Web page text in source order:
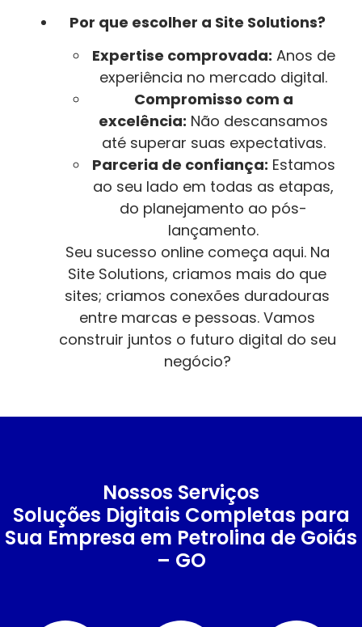
Por que escolher a Site Solutions?
Expertise comprovada: Anos de
experiência no mercado digital.
Compromisso com a
excelência: Não descansamos
até superar suas expectativas.
Parceria de confiança: Estamos
ao seu lado em todas as etapas,
do planejamento ao pós-
lançamento.
Seu sucesso online começa aqui. Na
Site Solutions, criamos mais do que
sites; criamos conexões duradouras
entre marcas e pessoas. Vamos
construir juntos o futuro digital do seu
negócio?
Nossos Serviços
Soluções Digitais Completas para
Sua Empresa em Petrolina de Goiás
– GO